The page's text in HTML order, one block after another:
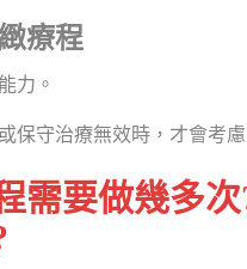
療程
力。
保守治療無效時，才會考慮
需要做幾多